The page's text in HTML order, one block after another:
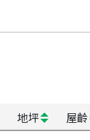
地坪 屋齡